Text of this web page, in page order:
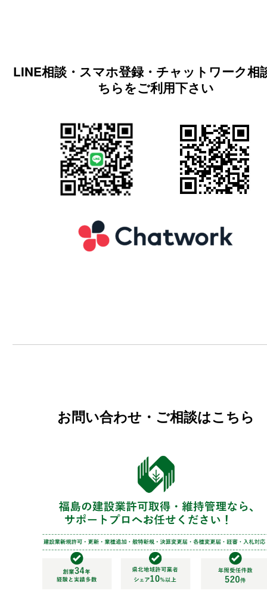
LINE相談・スマホ登録・チャットワーク相
ちらをご利用下さい
お問い合わせ・ご相談はこちら